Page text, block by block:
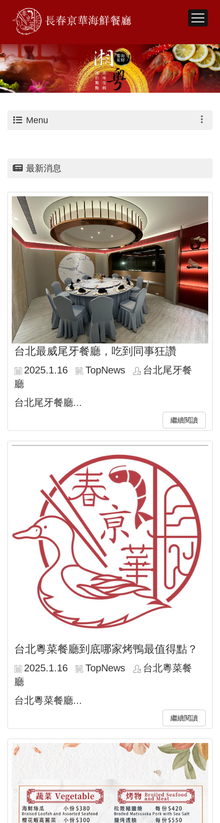
Menu
最新消息
台北最威尾牙餐廳，吃到同事狂讚
2025.1.16 TopNews
台北尾牙餐
廳
台北尾牙餐廳...
繼續閱讀
台北粵菜餐廳到底哪家烤鴨最值得點？
2025.1.16 TopNews
台北粵菜餐
廳
台北粵菜餐廳...
繼續閱讀